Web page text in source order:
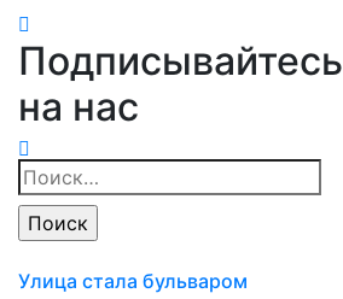
Подписывайтесь
на нас
Найти:
Улица стала бульваром